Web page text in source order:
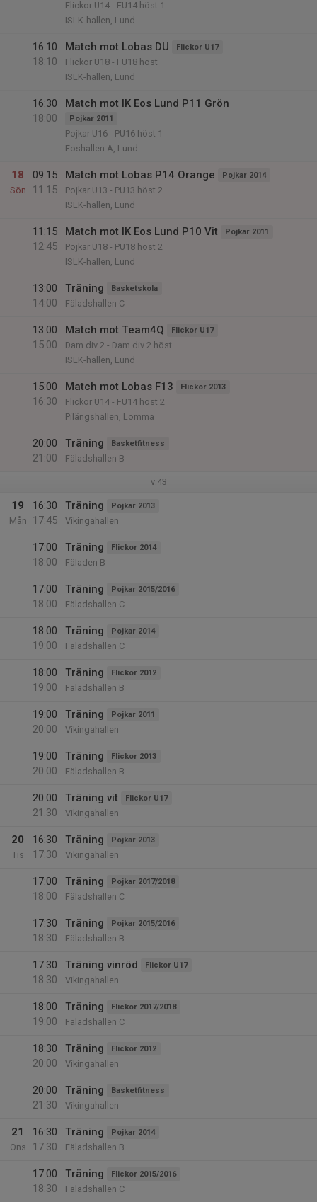
Flickor U14 - FU14 höst 1
ISLK-hallen, Lund
16:10
18:10
Match mot Lobas DU Flickor U17
Flickor U18 - FU18 höst
ISLK-hallen, Lund
16:30
18:00
Match mot IK Eos Lund P11 Grön
Pojkar 2011
Pojkar U16 - PU16 höst 1
Eoshallen A, Lund
18
Sön
09:15
11:15
Match mot Lobas P14 Orange Pojkar 2014
Pojkar U13 - PU13 höst 2
ISLK-hallen, Lund
11:15
12:45
Match mot IK Eos Lund P10 Vit Pojkar 2011
Pojkar U18 - PU18 höst 2
ISLK-hallen, Lund
13:00
14:00
Träning Basketskola
Fäladshallen C
13:00
15:00
Match mot Team4Q Flickor U17
Dam div 2 - Dam div 2 höst
ISLK-hallen, Lund
15:00
16:30
Match mot Lobas F13 Flickor 2013
Flickor U14 - FU14 höst 2
Pilängshallen, Lomma
20:00
21:00
Träning Basketfitness
Fäladshallen B
v.43
19
Mån
16:30
17:45
Träning Pojkar 2013
Vikingahallen
17:00
18:00
Träning Flickor 2014
Fäladen B
17:00
18:00
Träning Pojkar 2015/2016
Fäladshallen C
18:00
19:00
Träning Pojkar 2014
Fäladshallen C
18:00
19:00
Träning Flickor 2012
Fäladshallen B
19:00
20:00
Träning Pojkar 2011
Vikingahallen
19:00
20:00
Träning Flickor 2013
Fäladshallen B
20:00
21:30
Träning vit Flickor U17
Vikingahallen
20
Tis
16:30
17:30
Träning Pojkar 2013
Vikingahallen
17:00
18:00
Träning Pojkar 2017/2018
Fäladshallen C
17:30
18:30
Träning Pojkar 2015/2016
Fäladshallen B
17:30
18:30
Träning vinröd Flickor U17
Vikingahallen
18:00
19:00
Träning Flickor 2017/2018
Fäladshallen C
18:30
20:00
Träning Flickor 2012
Vikingahallen
20:00
21:30
Träning Basketfitness
Vikingahallen
21
Ons
16:30
17:30
Träning Pojkar 2014
Fäladshallen B
17:00
18:30
Träning Flickor 2015/2016
Fäladshallen C